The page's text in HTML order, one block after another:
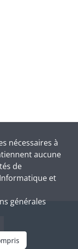
nécessaires à
aucune
de
et
générales